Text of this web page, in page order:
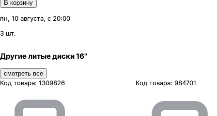
В корзину
пн, 10 августа, с 20:00
3 шт.
Другие литые диски 16"
смотреть все
Код товара: 1309826 Код товара: 984701